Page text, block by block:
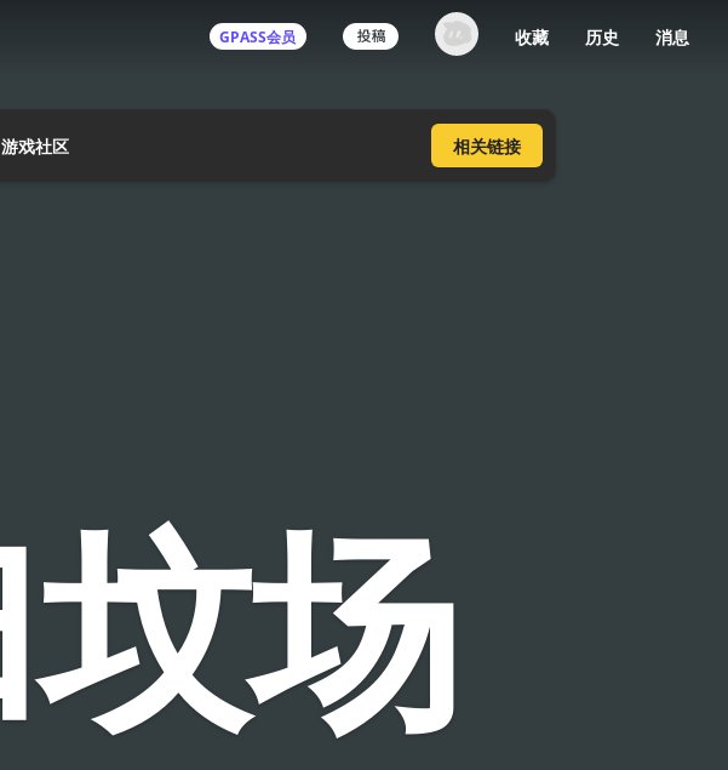
GPASS会员
多端历史播放同步
收藏 历史 消息
游戏社区 相关链接
场